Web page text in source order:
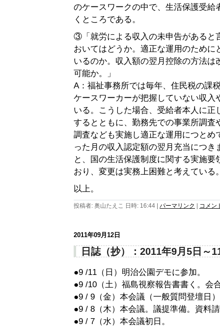
のケースワークの中で、生活保護受給
くところである。
③「就労による収入の未申告があると
おいてはどうか。適正な運用のために
いるのか。収入額の翌月控除の方法は
可能か。」
A：福祉事務所では毎年、住民税の課
ケースワーカーが把握していない収入
いる。こうした場合、受給者本人に正
するとともに、勤務先での事業所調査
調査なども実施し適正な運用につとめ
った月の収入認定額の翌月充当につき
と、国の生活保護制度に関する実施要
おり、変更は実務上困難と考えている
以上。
投稿者: 奥山たえこ 日時: 16:44 パーマリンク コメン
2011年09月12日
日誌（抄）：2011年9月5日～
●9 /11（日）明治公園デモに参加。
●9 /10（土）福島視察報告書書く。会
●9 / 9（金）本会議（一般質問登壇日
●9 / 8（木）本会議。議提準備。資料
●9 / 7（水）本会議初日。